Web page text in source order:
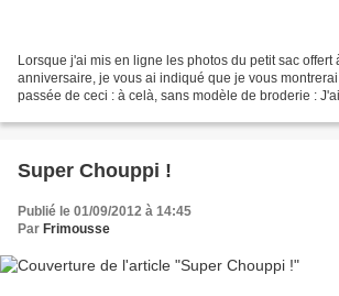
Lorsque j'ai mis en ligne les photos du petit sac offert
anniversaire, je vous ai indiqué que je vous
passée de ceci : à celà, sans modèle de broderie :
Super Chouppi !
Publié le 01/09/2012 à 14:45
Par Frimousse